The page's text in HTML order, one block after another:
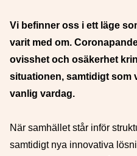
Vi befinner oss i ett läge
varit med om.
ovisshet och osäkerhet
situationen, samtidigt som
vanlig vardag.
När samhället står inför
samtidigt nya innovativa